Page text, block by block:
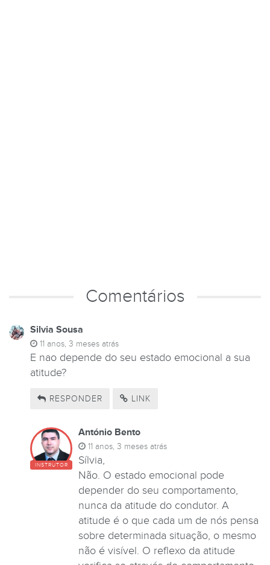
Comentários
Silvia Sousa
11 anos, 3 meses atrás
E nao depende do seu estado emocional a sua
atitude?
RESPONDER LINK
INSTRUTOR
António Bento
11 anos, 3 meses atrás
Sílvia,
Não. O estado emocional pode
depender do seu comportamento,
nunca da atitude do condutor. A
atitude é o que cada um de nós pensa
sobre determinada situação, o mesmo
não é visível. O reflexo da atitude